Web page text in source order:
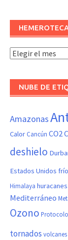
Hemeroteca
NUBE DE
Amazonas
Calor Cancún CO2
deshielo
Estados Unidos frío
Himalaya huracanes
Mediterráneo
Ozono
tornados volcanes